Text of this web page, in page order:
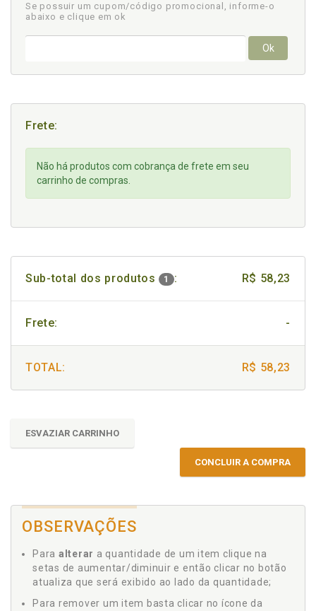
Se possuir um cupom/código promocional, informe-o
abaixo e clique em ok
Ok
Frete:
Não há produtos com cobrança de frete em seu
carrinho de compras.
Sub-total dos produtos 1 : R$ 58,23
Frete: -
TOTAL: R$ 58,23
ESVAZIAR CARRINHO
CONCLUIR A COMPRA
OBSERVAÇÕES
Para alterar a quantidade de um item clique na
setas de aumentar/diminuir e então clicar no botão
atualiza que será exibido ao lado da quantidade;
Para remover um item basta clicar no ícone da